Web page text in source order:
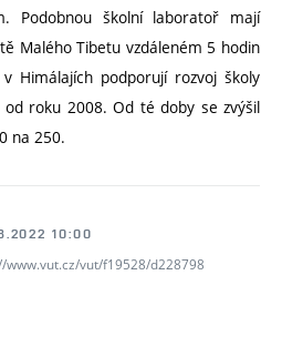
Podobnou školní laboratoř mají
Malého Tibetu vzdáleném 5 hodin
Himálajích podporují rozvoj školy
od roku 2008. Od té doby se zvýšil
na 250.
10:00
www.vut.cz/vut/f19528/d228798